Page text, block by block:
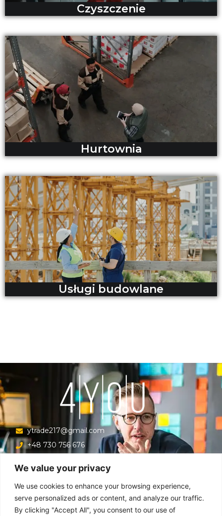
We value your privacy
We use cookies to enhance your browsing experience,
serve personalized ads or content, and analyze our traffic.
By clicking "Accept All", you consent to our use of
Czyszczenie
Hurtownia
Usługi budowlane
ytrade217@gmail.com
+48 730 756 676
Menu
Główna